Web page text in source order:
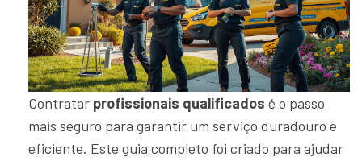
Contratar profissionais qualificados é o passo
mais seguro para garantir um serviço duradouro e
eficiente. Este guia completo foi criado para ajudar